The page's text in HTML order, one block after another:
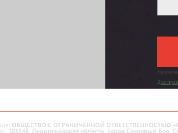
Нажимая
Для
ОБЩЕСТВО С ОГРАНИЧЕННОЙ ОТВЕТСТВЕННОСТЬЮ
188544, Ленинградская область, город Сосновый Бор,